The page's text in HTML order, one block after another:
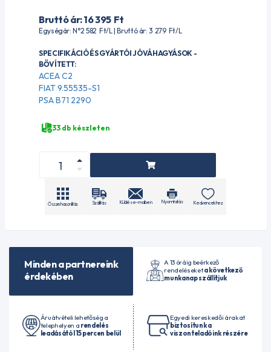
Bruttó ár: 16 395 Ft
Egységár: N°2 582 Ft/L | Bruttó ár: 3 279 Ft/L
SPECIFIKÁCIÓ ÉS GYÁRTÓI JÓVÁHAGYÁSOK -
BŐVÍTETT:
ACEA C2
FIAT 9.55535-S1
PSA B71 2290
33 db készleten
Összehasonlítás Szállítás Küldés e-mailben Nyomtatás Kedvencekhez
Minden a partnereink
érdekében
A 13 óráig beérkező
rendeléseketa következő
munkanap szállítjuk
Áruátvételi lehetőség a
telephelyen a rendelés
leadásától 15 percen belül
Egyedi kereskedői árakat
biztosítunk a
viszonteladóink részére